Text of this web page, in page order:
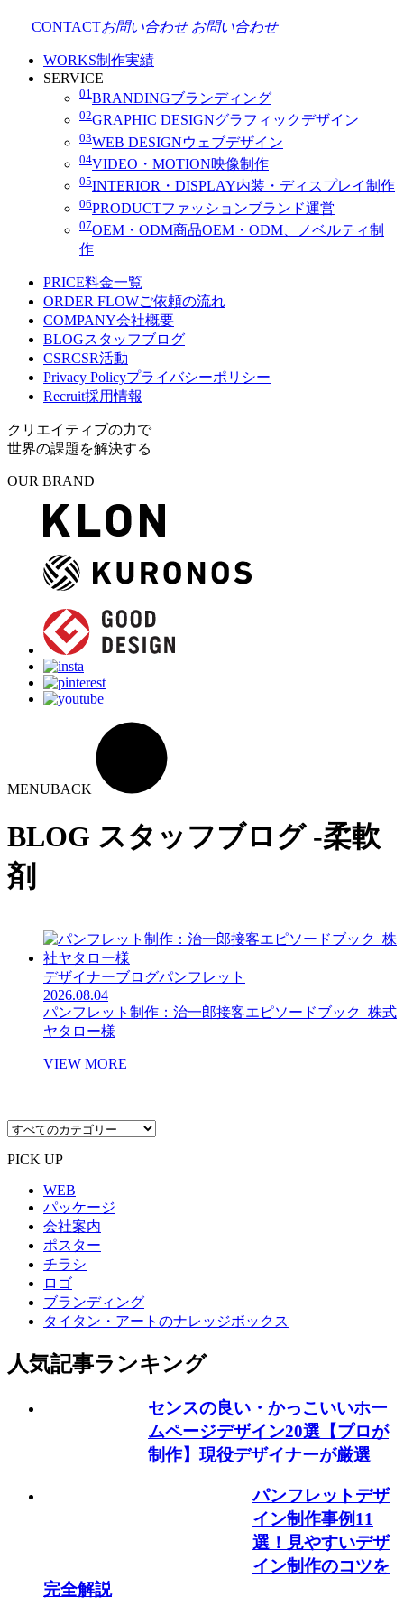
CONTACTお問い合わせ お問い合わせ
WORKS制作実績
SERVICE
01 BRANDINGブランディング
02GRAPHIC DESIGNグラフィックデザイン
03WEB DESIGNウェブデザイン
04VIDEO・MOTION映像制作
05INTERIOR・DISPLAY内装・ディスプレイ制作
06PRODUCTファッションブランド運営
07OEM・ODM商品OEM・ODM、ノベルティ制
作
PRICE料金一覧
ORDER FLOWご依頼の流れ
COMPANY会社概要
BLOGスタッフブログ
CSRCSR活動
Privacy Policyプライバシーポリシー
Recruit採用情報
クリエイティブの力で
世界の課題を解決する
OUR BRAND
MENUBACK
BLOG スタッフブログ -柔軟
剤
デザイナーブログパンフレット
2026.08.04
パンフレット制作：治一郎接客エピソードブック_株式
ヤタロー様
VIEW MORE
PICK UP
WEB
パッケージ
会社案内
ポスター
チラシ
ロゴ
ブランディング
タイタン・アートのナレッジボックス
人気記事ランキング
センスの良い・かっこいいホー
ムページデザイン20選【プロが
制作】現役デザイナーが厳選
パンフレットデザ
イン制作事例11
選！見やすいデザ
イン制作のコツを
完全解説